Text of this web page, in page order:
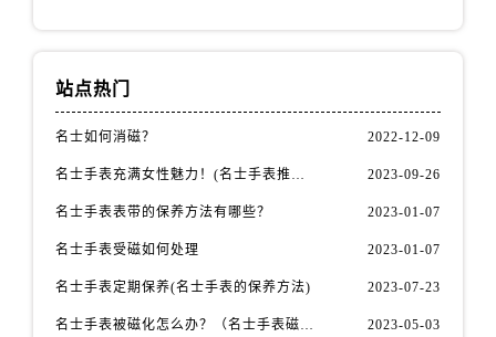
内蒙古自治区赤峰市红山区哈达街名士售后服务中心（需提前预约）
站点热门
名士如何消磁？ 2022-12-09
名士手表充满女性魅力！(名士手表推荐！) 2023-09-26
名士手表表带的保养方法有哪些？ 2023-01-07
名士手表受磁如何处理 2023-01-07
名士手表定期保养(名士手表的保养方法) 2023-07-23
名士手表被磁化怎么办？（名士手表磁化处理方法） 2023-05-03